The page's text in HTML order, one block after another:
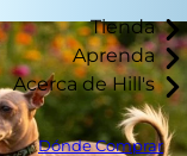
Tienda
Aprenda
Acerca de Hill's
Dónde Comprar